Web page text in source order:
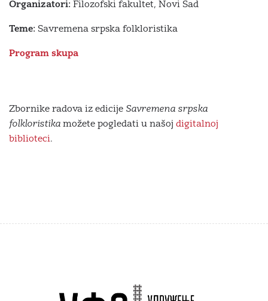
Organizatori: Filozofski fakultet, Novi Sad
Teme: Savremena srpska folkloristika
Program skupa
Zbornike radova iz edicije Savremena srpska
folkloristika možete pogledati u našoj digitalnoj
biblioteci.